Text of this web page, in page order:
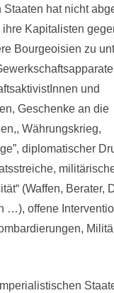
Staaten hat nicht
Kapitalisten
Bourgeoisien zu
und
Geschenke an die
Währungskrieg,
diplomatischer
(Waffen, Berater,
…), offene